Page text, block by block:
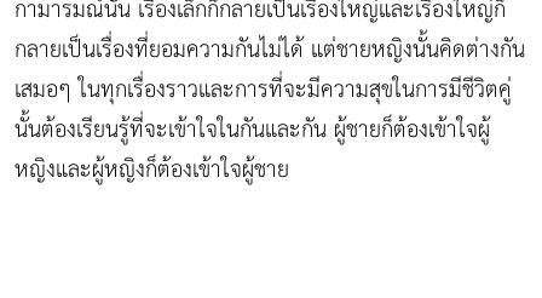
กามารมณ์นั้น เรื่องเล็กก็กลายเป็นเรื่องใหญ่และเรื่องใหญ่ก็
กลายเป็นเรื่องที่ยอมความกันไม่ได้ แต่ชายหญิงนั้นคิดต่างกัน
เสมอๆ ในทุกเรื่องราวและการที่จะมีความสุขในการมีชีวิตคู่
นั้นต้องเรียนรู้ที่จะเข้าใจในกันและกัน ผู้ชายก็ต้องเข้าใจผู้
หญิงและผู้หญิงก็ต้องเข้าใจผู้ชาย